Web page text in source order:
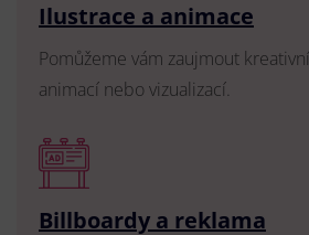
Ilustrace a animace
Pomůžeme vám zaujmout
animací nebo vizualizací.
Billboardy a reklama